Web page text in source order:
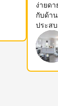
ง่ายด
กับด้า
ประส